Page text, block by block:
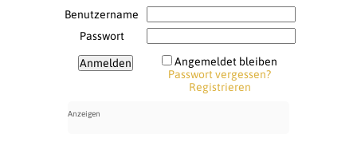
Benutzername
Passwort
Angemeldet bleiben
Passwort vergessen?
Registrieren